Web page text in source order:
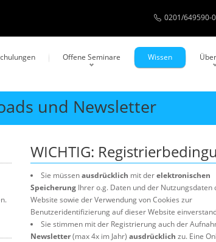
0201/649590-0
Offene Seminare Wissen
und Newsletter
WICHTIG:
Sie müssenausdrücklich mit derelektronischen
Speicherung Ihrer o.g. Daten und der Nutzungsdaten
Website sowie der Verwendung von Cookies zur
Benutzeridentifizierung auf dieser Website
Sie stimmen mit der Registrierung auch der
Newsletter(max 4x im Jahr) ausdrücklich zu. Eine